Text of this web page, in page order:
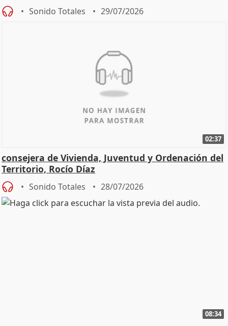
Sonido Totales 29/07/2026
02:37
consejera de Vivienda, Juventud y Ordenación del
Territorio, Rocío Díaz
Sonido Totales 28/07/2026
08:34